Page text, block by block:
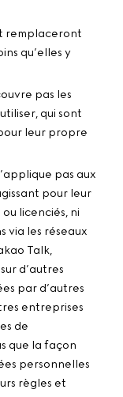
remplaceront
qu’elles y
pas les
qui sont
leur propre
pas aux
pour leur
licenciés, ni
via les réseaux
Talk,
d’autres
par d’autres
entreprises
de
que la façon
personnelles
règles et